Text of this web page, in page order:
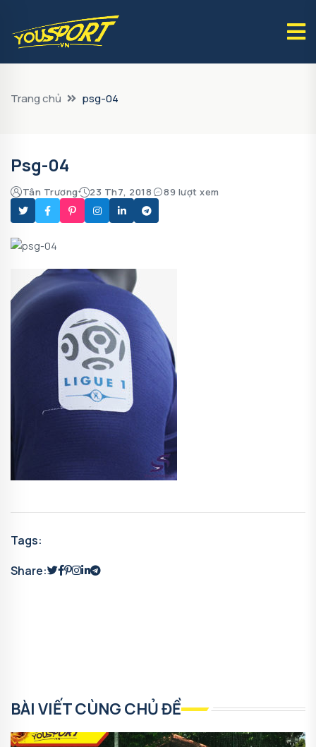
Trang chủ psg-04
Psg-04
Tân Trương 23 Th7, 2018 89 lượt xem
Tags:
Share:
BÀI VIẾT CÙNG CHỦ ĐỀ